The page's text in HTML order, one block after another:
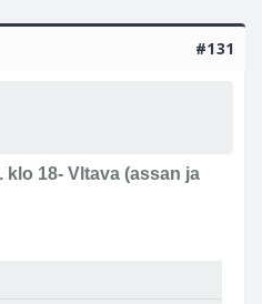
#131
18- Vltava (assan ja